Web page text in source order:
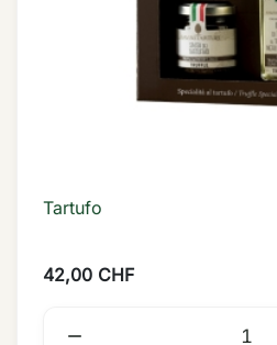
Tartufo
42,00 CHF
